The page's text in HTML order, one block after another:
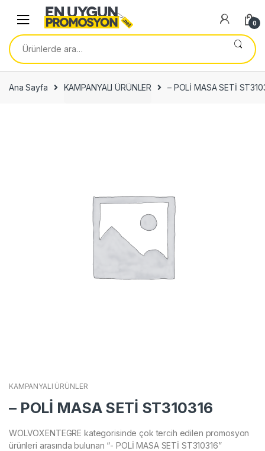
navigation
content
0
Ara:
Ana Sayfa KAMPANYALI ÜRÜNLER – POLİ MASA SETİ
KAMPANYALI ÜRÜNLER
– POLİ MASA SETİ ST310316
WOLVOXENTEGRE kategorisinde çok tercih edilen promosyon
ürünleri arasında bulunan “- POLİ MASA SETİ ST310316”